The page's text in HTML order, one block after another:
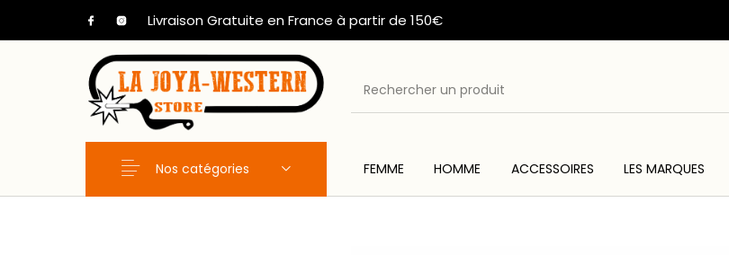
Livraison Gratuite en France à partir de 150€
FEMME HOMME ACCESSOIRES LES MARQUES
Nos catégories